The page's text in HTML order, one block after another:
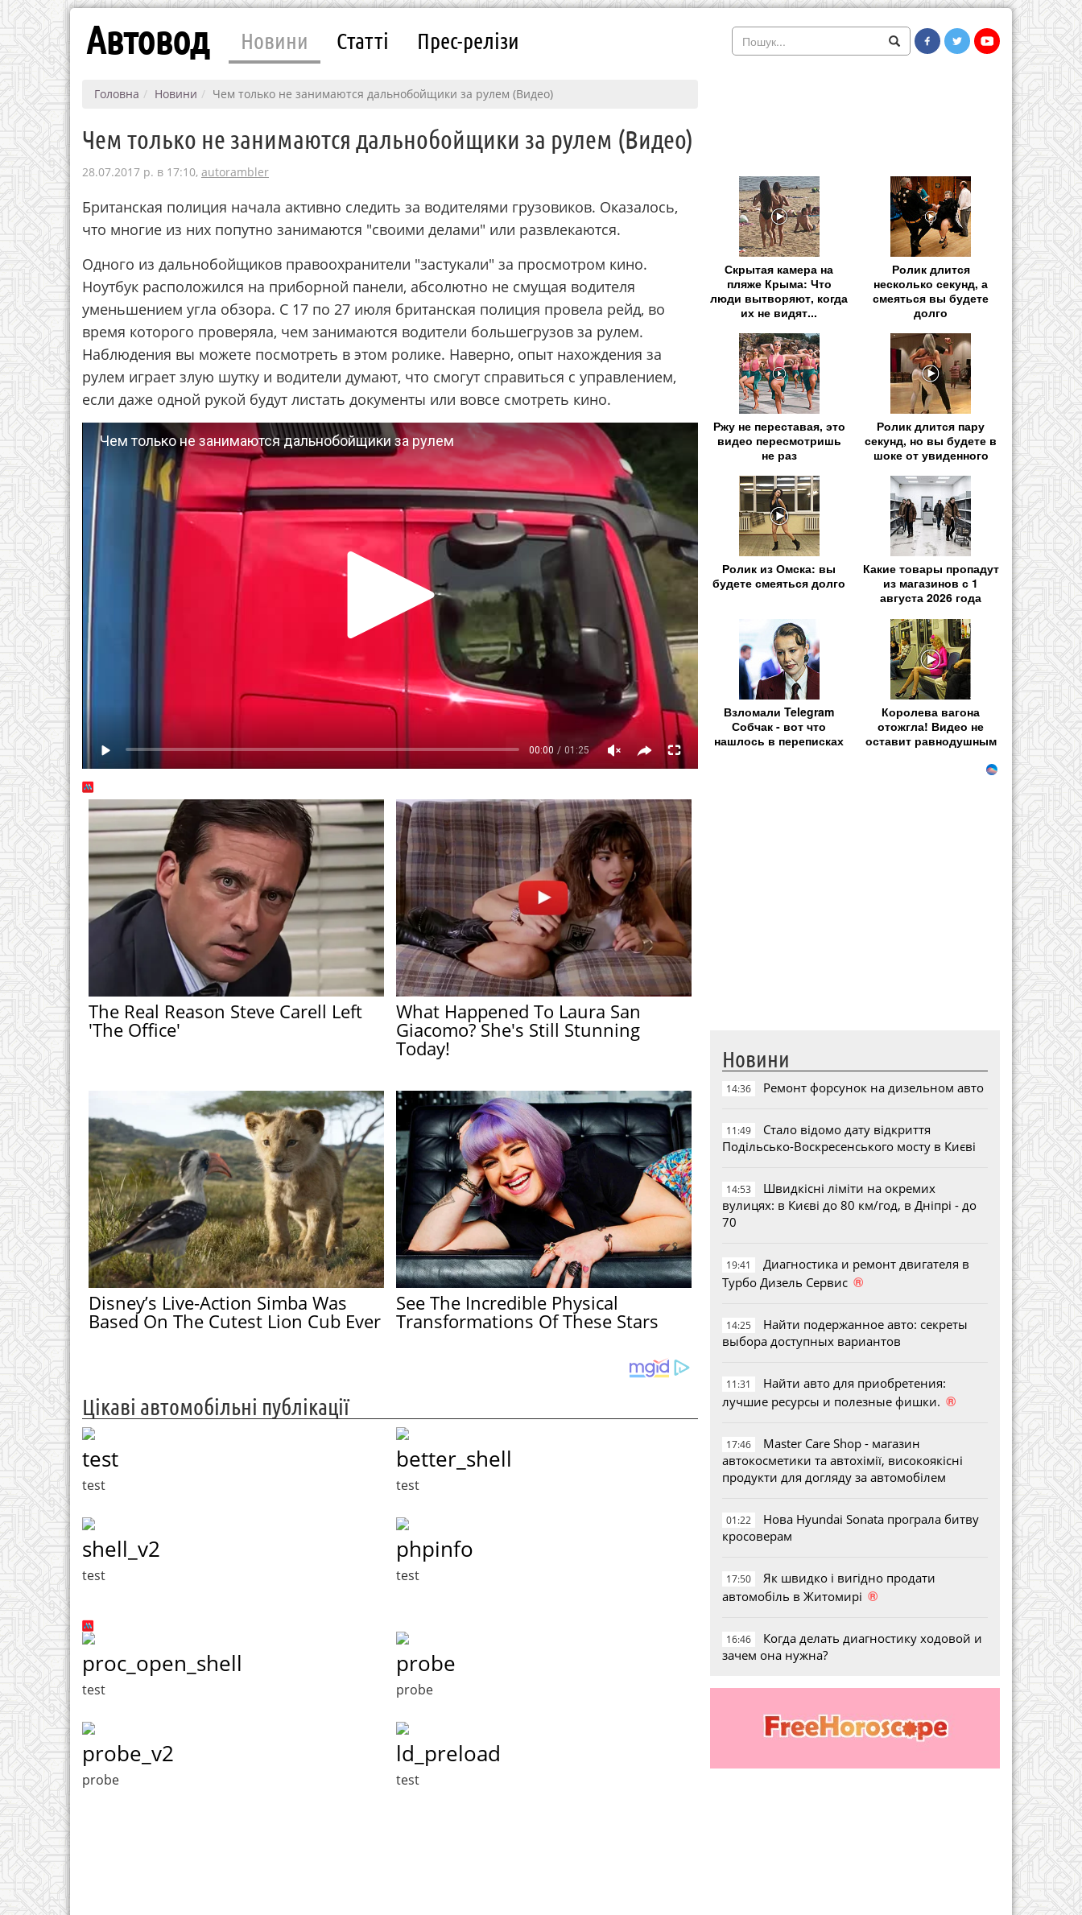
Автовод Новини Статті Прес-релізи
Головна Новини Чем только не занимаются дальнобойщики за рулем (Видео)
Чем только не занимаются дальнобойщики за рулем (Видео)
28.07.2017 р. в 17:10, autorambler
Британская полиция начала активно следить за водителями грузовиков. Оказалось,
что многие из них попутно занимаются "своими делами" или развлекаются.
Одного из дальнобойщиков правоохранители "застукали" за просмотром кино.
Ноутбук расположился на приборной панели, абсолютно не смущая водителя
уменьшением угла обзора. С 17 по 27 июля британская полиция провела рейд, во
время которого проверяла, чем занимаются водители большегрузов за рулем.
Наблюдения вы можете посмотреть в этом ролике. Наверно, опыт нахождения за
рулем играет злую шутку и водители думают, что смогут справиться с управлением,
если даже одной рукой будут листать документы или вовсе смотреть кино.
The Real Reason Steve Carell Left
'The Office'
What Happened To Laura San
Giacomo? She's Still Stunning
Today!
Disney’s Live-Action Simba Was
Based On The Cutest Lion Cub Ever
See The Incredible Physical
Transformations Of These Stars
Цікаві автомобільні публікації
test
test
better_shell
test
shell_v2
test
phpinfo
test
proc_open_shell
test
probe
probe
probe_v2
probe
ld_preload
test
Скрытая камера на
пляже Крыма: Что
люди вытворяют, когда
их не видят...
Ролик длится
несколько секунд, а
смеяться вы будете
долго
Ржу не переставая, это
видео пересмотришь
не раз
Ролик длится пару
секунд, но вы будете в
шоке от увиденного
Ролик из Омска: вы
будете смеяться долго
Какие товары пропадут
из магазинов с 1
августа 2026 года
Взломали Telegram
Собчак - вот что
нашлось в переписках
Королева вагона
отожгла! Видео не
оставит равнодушным
Новини
14:36 Ремонт форсунок на дизельном авто
11:49
Стало відомо дату відкриття
Подільсько-Воскресенського мосту в Києві
14:53
Швидкісні ліміти на окремих
вулицях: в Києві до 80 км/год, в Дніпрі - до
70
19:41
Диагностика и ремонт двигателя в
Турбо Дизель Сервис ®
14:25
Найти подержанное авто: секреты
выбора доступных вариантов
11:31
Найти авто для приобретения:
лучшие ресурсы и полезные фишки. ®
17:46
Master Care Shop - магазин
автокосметики та автохімії, високоякісні
продукти для догляду за автомобілем
01:22
Нова Hyundai Sonata програла битву
кросоверам
17:50
Як швидко і вигідно продати
автомобіль в Житомирі ®
16:46
Когда делать диагностику ходовой и
зачем она нужна?